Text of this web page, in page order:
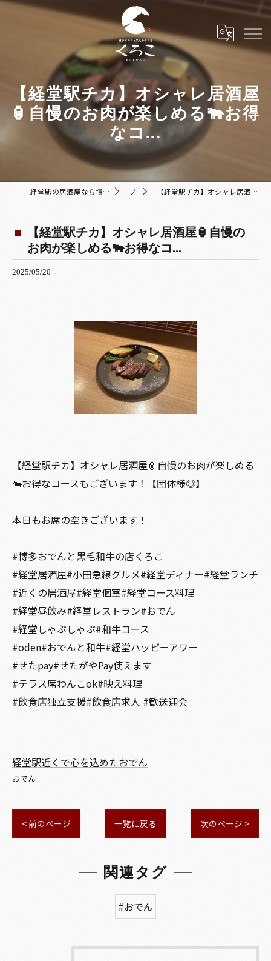
【経堂駅チカ】オシャレ居酒屋
🏮自慢のお肉が楽しめる🐃お得
なコ...
経堂駅の居酒屋なら博多おでんと黒毛和牛の店 くろこ ブログ 【経堂駅チカ】オシャレ居酒屋🏮自慢のお肉が楽しめる🐃お得なコ...
【経堂駅チカ】オシャレ居酒屋🏮自慢の
お肉が楽しめる🐃お得なコ...
2025/05/20
【経堂駅チカ】オシャレ居酒屋🏮自慢のお肉が楽しめる
🐃お得なコースもございます！【団体様◎】
本日もお席の空きございます！
#博多おでんと黒毛和牛の店くろこ
#経堂居酒屋#小田急線グルメ#経堂ディナー#経堂ランチ
#近くの居酒屋#経堂個室#経堂コース料理
#経堂昼飲み#経堂レストラン#おでん
#経堂しゃぶしゃぶ#和牛コース
#oden#おでんと和牛#経堂ハッピーアワー
#せたpay#せたがやPay使えます
#テラス席わんこok#映え料理
#飲食店独立支援#飲食店求人 #歓送迎会
経堂駅近くで心を込めたおでん
おでん
< 前のページ 一覧に戻る 次のページ >
関連タグ
#おでん